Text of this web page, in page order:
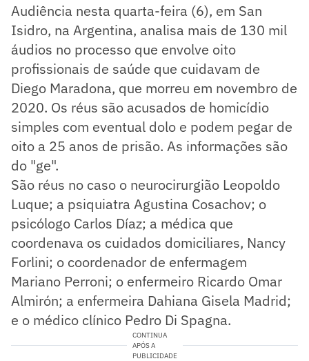
Audiência nesta quarta-feira (6), em San
Isidro, na Argentina, analisa mais de 130 mil
áudios no processo que envolve oito
profissionais de saúde que cuidavam de
Diego Maradona, que morreu em novembro de
2020. Os réus são acusados de homicídio
simples com eventual dolo e podem pegar de
oito a 25 anos de prisão. As informações são
do "ge".
São réus no caso o neurocirurgião Leopoldo
Luque; a psiquiatra Agustina Cosachov; o
psicólogo Carlos Díaz; a médica que
coordenava os cuidados domiciliares, Nancy
Forlini; o coordenador de enfermagem
Mariano Perroni; o enfermeiro Ricardo Omar
Almirón; a enfermeira Dahiana Gisela Madrid;
e o médico clínico Pedro Di Spagna.
CONTINUA
APÓS A
PUBLICIDADE